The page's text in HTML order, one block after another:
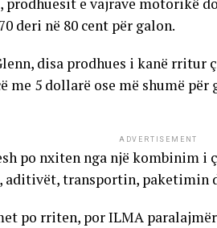
prodhuesit e vajrave motorikë
deri në 80 cent për galon.
disa prodhues i kanë
me 5 dollarë ose më shumë për
ADVERTISEMENT
po nxiten nga një kombinim i
aditivët, transportin, paketimin
po rriten, por ILMA